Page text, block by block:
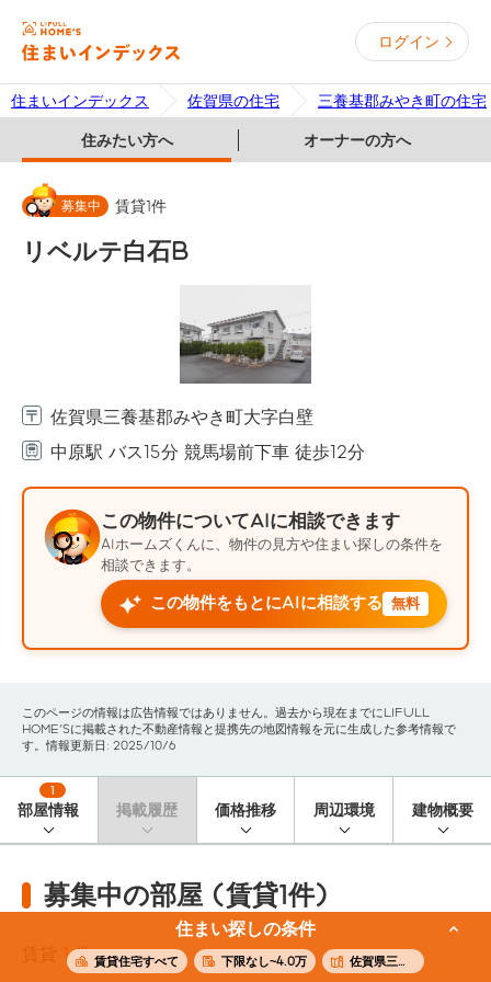
ログイン
住まいインデックス 佐賀県の住宅 三養基郡みやき町の住宅
住みたい方へ オーナーの方へ
住まい探しの条件
賃貸住宅すべて 下限なし~4.0万 佐賀県三養基郡みやき町
募集中 賃貸1件
リベルテ白石B
佐賀県三養基郡みやき町大字白壁
中原駅 バス15分 競馬場前下車 徒歩12分
この物件についてAIに相談できます
AIホームズくんに、物件の見方や住まい探しの条件を
相談できます。
この物件をもとにAIに相談する 無料
このページの情報は広告情報ではありません。過去から現在までにLIFULL
HOME'Sに掲載された不動産情報と提携先の地図情報を元に生成した参考情報で
す。情報更新日: 2025/10/6
部屋情報
1
掲載履歴 価格推移 周辺環境 建物概要
募集中の部屋 (賃貸1件)
1 件